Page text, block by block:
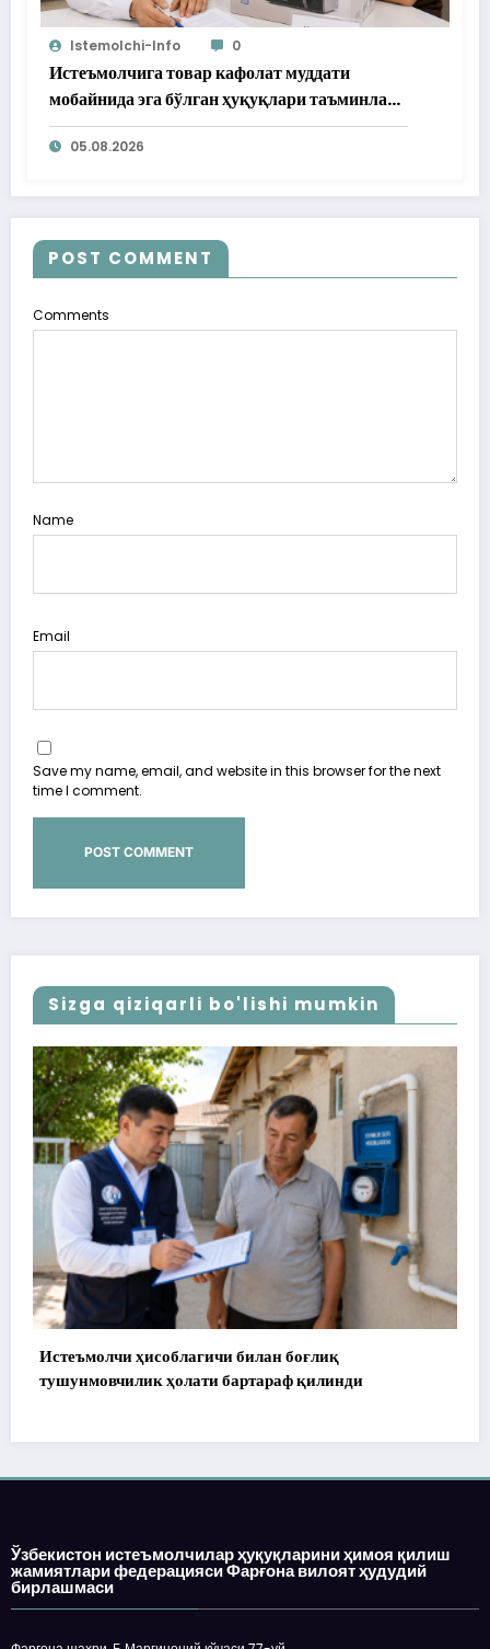
Istemolchi-Info 0
Истеъмолчига товар кафолат муддати
мобайнида эга бўлган ҳуқуқлари таъминлаб
берилди
05.08.2026
POST COMMENT
Comments
Name
Email
Save my name, email, and website in this browser for the next
time I comment.
Sizga qiziqarli bo'lishi mumkin
172 миллион сўм тўланди, аммо уй
жамиятлари федерацияси Фарғона вилоят ҳудудий
бирлашмаси
инд: 150105